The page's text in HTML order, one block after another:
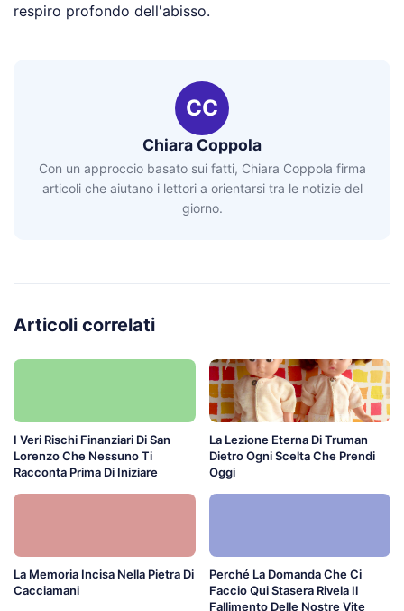
respiro profondo dell'abisso.
CC
Chiara Coppola
Con un approccio basato sui fatti, Chiara Coppola firma
articoli che aiutano i lettori a orientarsi tra le notizie del
giorno.
Articoli correlati
I Veri Rischi Finanziari Di San
Lorenzo Che Nessuno Ti
Racconta Prima Di Iniziare
La Lezione Eterna Di Truman
Dietro Ogni Scelta Che Prendi
Oggi
La Memoria Incisa Nella Pietra Di
Cacciamani
Perché La Domanda Che Ci
Faccio Qui Stasera Rivela Il
Fallimento Delle Nostre Vite